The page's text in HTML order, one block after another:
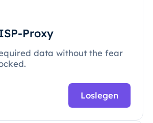
Proxy
data without the fear
Loslegen